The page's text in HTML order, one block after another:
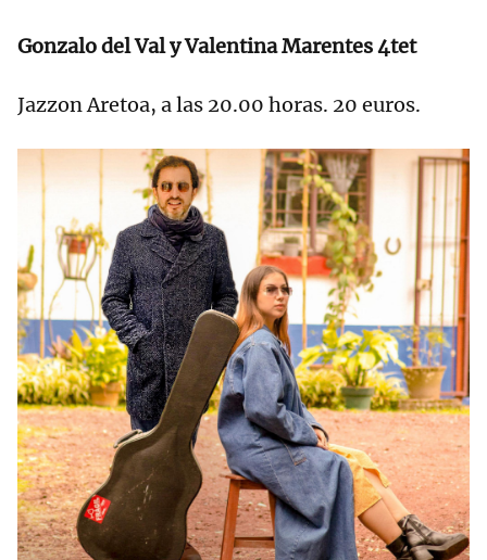
Gonzalo del Val y Valentina Marentes 4tet
Jazzon Aretoa, a las 20.00 horas. 20 euros.